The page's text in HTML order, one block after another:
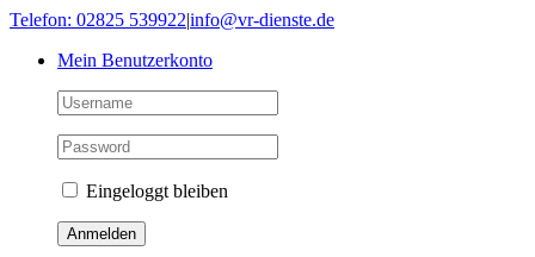
Skip
content
Telefon: 02825 539922|info@vr-dienste.de
Mein Benutzerkonto
Eingeloggt bleiben